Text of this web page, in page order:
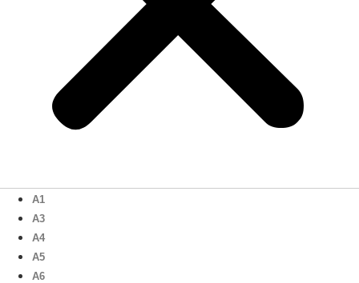
A1
A3
A4
A5
A6